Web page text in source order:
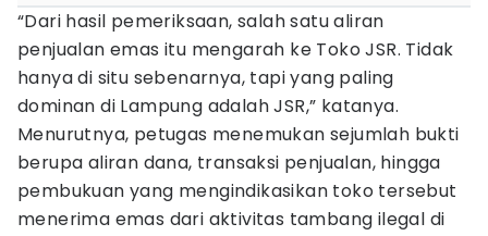
“Dari hasil pemeriksaan, salah satu aliran
penjualan emas itu mengarah ke Toko JSR. Tidak
hanya di situ sebenarnya, tapi yang paling
dominan di Lampung adalah JSR,” katanya.
Menurutnya, petugas menemukan sejumlah bukti
berupa aliran dana, transaksi penjualan, hingga
pembukuan yang mengindikasikan toko tersebut
menerima emas dari aktivitas tambang ilegal di